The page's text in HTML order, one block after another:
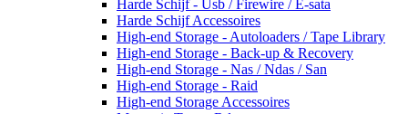
Harde Schijf - Usb / Firewire / E-sata
Harde Schijf Accessoires
High-end Storage - Autoloaders / Tape Library
High-end Storage - Back-up & Recovery
High-end Storage - Nas / Ndas / San
High-end Storage - Raid
High-end Storage Accessoires